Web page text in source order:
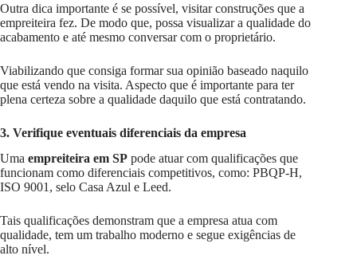
Outra dica importante é se possível, visitar construções que a
empreiteira fez. De modo que, possa visualizar a qualidade do
acabamento e até mesmo conversar com o proprietário.
Viabilizando que consiga formar sua opinião baseado naquilo
que está vendo na visita. Aspecto que é importante para ter
plena certeza sobre a qualidade daquilo que está contratando.
3. Verifique eventuais diferenciais da empresa
Uma empreiteira em SP pode atuar com qualificações que
funcionam como diferenciais competitivos, como: PBQP-H,
ISO 9001, selo Casa Azul e Leed.
Tais qualificações demonstram que a empresa atua com
qualidade, tem um trabalho moderno e segue exigências de
alto nível.